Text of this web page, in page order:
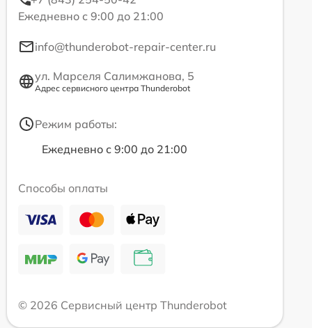
Ежедневно с 9:00 до 21:00
info@thunderobot-repair-center.ru
ул. Марселя Салимжанова, 5
Адрес сервисного центра Thunderobot
Режим работы:
Ежедневно с 9:00 до 21:00
Способы оплаты
© 2026 Сервисный центр Thunderobot